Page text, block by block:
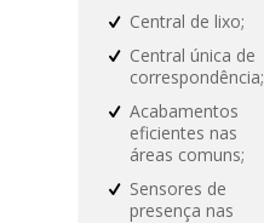
Central de lixo;
Central única de
correspondência;
Acabamentos
eficientes nas
áreas comuns;
Sensores de
presença nas